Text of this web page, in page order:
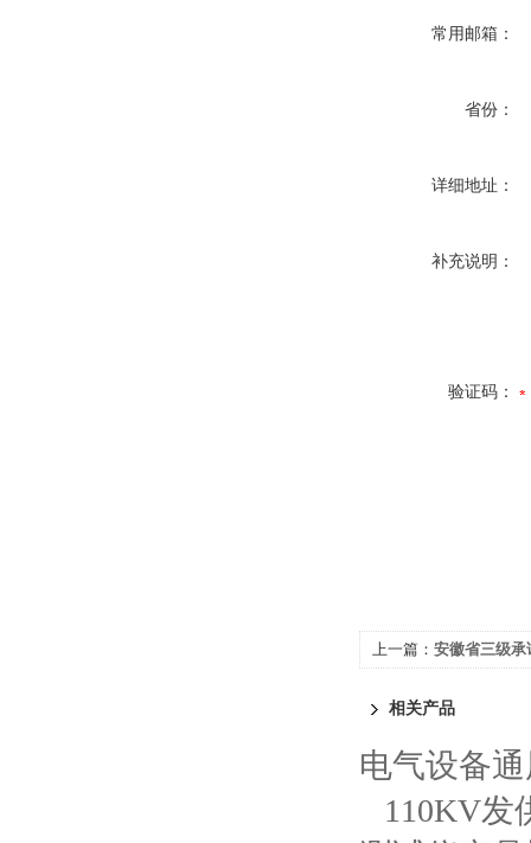
常用邮箱：
省份：
详细地址：
补充说明：
验证码：
上一篇： 安徽省三级承
相关产品
电气设备
110KV发